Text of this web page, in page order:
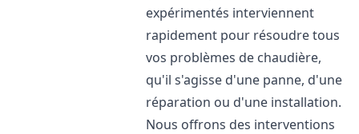
expérimentés interviennent
rapidement pour résoudre tous
vos problèmes de chaudière,
qu'il s'agisse d'une panne, d'une
réparation ou d'une installation.
Nous offrons des interventions